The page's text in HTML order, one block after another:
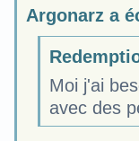
Argonarz a
Moi j'ai
avec des